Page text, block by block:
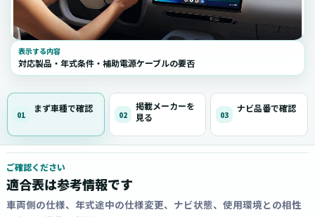
表示する内容
対応製品・年式条件・補助電源ケーブルの要否
01
まず車種で確認
02
掲載メーカーを
見る
03
ナビ品番で確認
ご確認ください
適合表は参考情報です
車両側の仕様、年式途中の仕様変更、ナビ状態、使用環境との相性